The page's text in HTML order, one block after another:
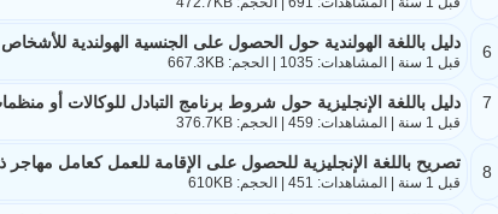
6 دليل باللغة الهولندية حول الحصول على الجنسية الهولندية
قبل 1 سنة | المشاهدات: 1035 | الحجم: 667.3KB
7 دليل باللغة الإنجليزية حول شروط برنامج التبادل للوكالات أو
قبل 1 سنة | المشاهدات: 459 | الحجم: 376.7KB
8 تصريح باللغة الإنجليزية للحصول على الإقامة للعمل كعامل مهاجر
قبل 1 سنة | المشاهدات: 451 | الحجم: 610KB